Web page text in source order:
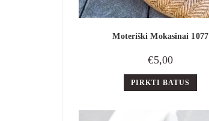
Moteriški Mokasinai 1077
€5,00
PIRKTI BATUS